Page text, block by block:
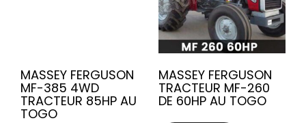
MASSEY FERGUSON
MF-385 4WD
TRACTEUR 85HP AU
TOGO
MASSEY FERGUSON
TRACTEUR MF-260
DE 60HP AU TOGO